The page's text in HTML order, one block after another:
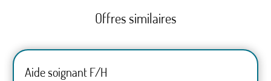
Offres similaires
Aide soignant F/H